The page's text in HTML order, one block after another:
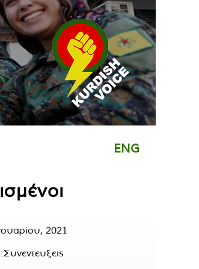
ENG
2021
Συνεντεύξεις